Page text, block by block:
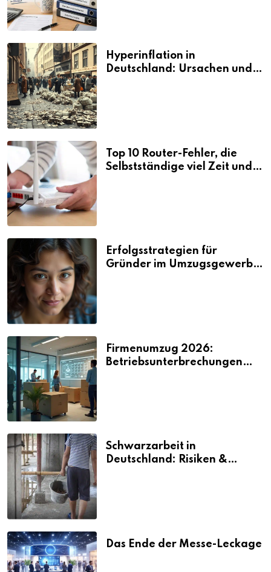
Hyperinflation in
Deutschland: Ursachen und
Top 10 Router-Fehler, die
Selbstständige viel Zeit und
Erfolgsstrategien für
Gründer im Umzugsgewerbe
Firmenumzug 2026:
Betriebsunterbrechungen
Schwarzarbeit in
Deutschland: Risiken &
Das Ende der Messe-Leckage